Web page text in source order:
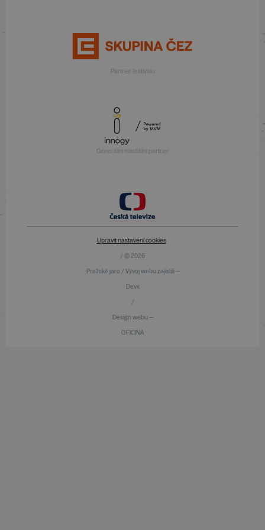
Partner festivalu
Generální mediální partner
Upravit nastavení cookies
/ © 2026
Pražské jaro / Vývoj webu zajistili —
Devx
/
Design webu —
OFICINA